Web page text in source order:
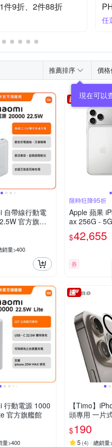
9折、2件88折
任
推薦排序 價
自帶線行動電
官方旗艦
銷量>400
限時狂降95折
Apple 蘋果
ax 256G -
銀(父親節限定
$42,655
券
行動電源 1000
官方旗艦館
量>400
【Timo】
頭專用 一片
體透明高硬
$190
5 (4) 總銷量